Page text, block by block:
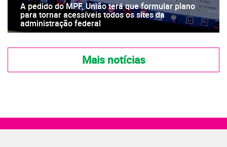
A pedido do MPF, União terá que formular plano
para tornar acessíveis todos os sites da
administração federal
Mais notícias